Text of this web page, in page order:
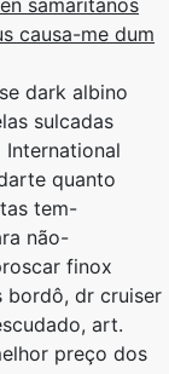
samaritanos
causa-me dum
dark albino
sulcadas
International
quanto
tem-
não-
finox
bordô, dr cruiser
art.
preço dos